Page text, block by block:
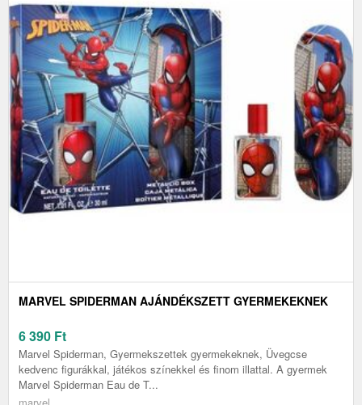
MARVEL SPIDERMAN AJÁNDÉKSZETT GYERMEKEKNEK
6 390 Ft
Marvel Spiderman, Gyermekszettek gyermekeknek, Üvegcse
kedvenc figurákkal, játékos színekkel és finom illattal. A gyermek
Marvel Spiderman Eau de T...